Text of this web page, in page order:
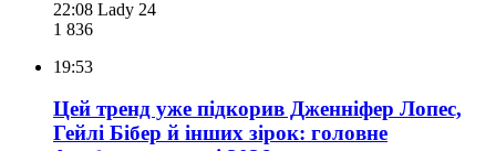
22:08 Lady 24
1 836
19:53
Цей тренд уже підкорив Дженніфер Лопес,
Гейлі Бібер й інших зірок: головне